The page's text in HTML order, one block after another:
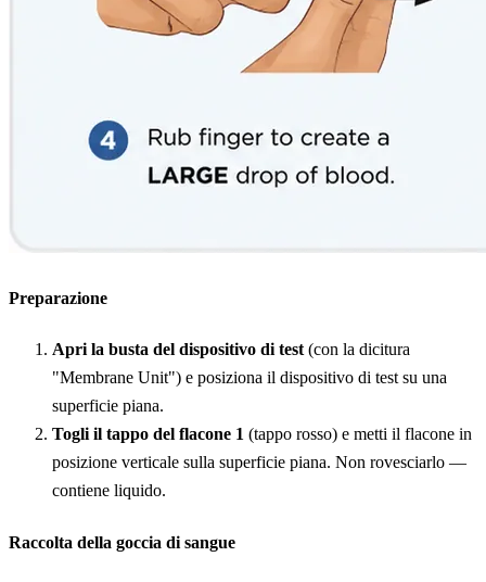
Preparazione
Apri la busta del dispositivo di test (con la dicitura
"Membrane Unit") e posiziona il dispositivo di test su una
superficie piana.
Togli il tappo del flacone 1 (tappo rosso) e metti il flacone in
posizione verticale sulla superficie piana. Non rovesciarlo —
contiene liquido.
Raccolta della goccia di sangue